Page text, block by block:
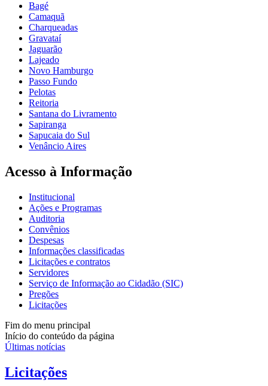
Bagé
Camaquã
Charqueadas
Gravataí
Jaguarão
Lajeado
Novo Hamburgo
Passo Fundo
Pelotas
Reitoria
Santana do Livramento
Sapiranga
Sapucaia do Sul
Venâncio Aires
Acesso à Informação
Institucional
Ações e Programas
Auditoria
Convênios
Despesas
Informações classificadas
Licitações e contratos
Servidores
Serviço de Informação ao Cidadão (SIC)
Pregões
Licitações
Fim do menu principal
Início do conteúdo da página
Últimas notícias
Licitações